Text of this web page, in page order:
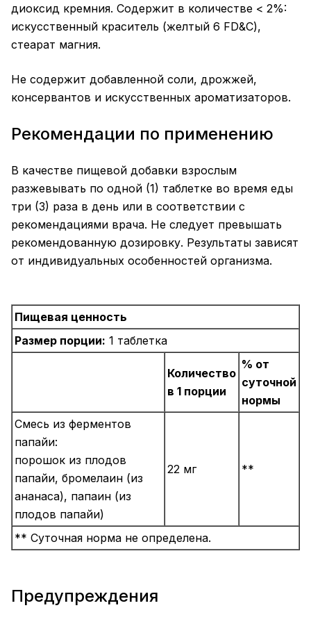
диоксид кремния. Содержит в количестве < 2%:
искусственный краситель (желтый 6 FD&C),
стеарат магния.
Не содержит добавленной соли, дрожжей,
консервантов и искусственных ароматизаторов.
Рекомендации по применению
В качестве пищевой добавки взрослым
разжевывать по одной (1) таблетке во время еды
три (3) раза в день или в соответствии с
рекомендациями врача. Не следует превышать
рекомендованную дозировку. Результаты зависят
от индивидуальных особенностей организма.
Пищевая ценность
Размер порции: 1 таблетка
Количество
в 1 порции
% от
суточной
нормы
Смесь из ферментов
папайи:
порошок из плодов
папайи, бромелаин (из
ананаса), папаин (из
плодов папайи)
22 мг **
** Суточная норма не определена.
Предупреждения